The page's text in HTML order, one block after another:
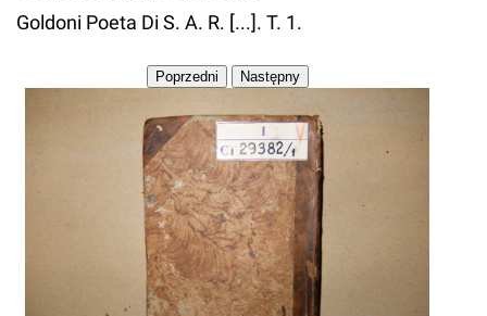
Goldoni Poeta Di S. A. R. [...]. T. 1.